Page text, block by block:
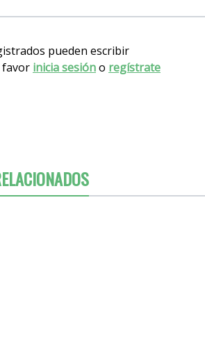
pueden escribir
favor inicia sesióno regístrate